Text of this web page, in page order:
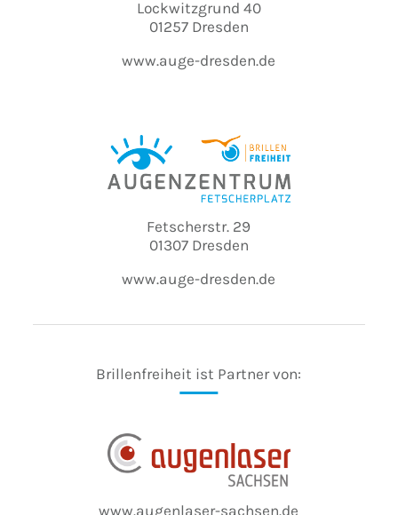
Lockwitzgrund 40
01257 Dresden
www.auge-dresden.de
Fetscherstr. 29
01307 Dresden
www.auge-dresden.de
Brillenfreiheit ist Partner von:
www.augenlaser-sachsen.de